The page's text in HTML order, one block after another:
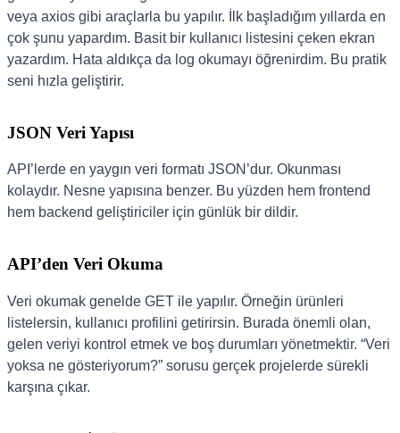
veya axios gibi araçlarla bu yapılır. İlk başladığım yıllarda en
çok şunu yapardım. Basit bir kullanıcı listesini çeken ekran
yazardım. Hata aldıkça da log okumayı öğrenirdim. Bu pratik
seni hızla geliştirir.
JSON Veri Yapısı
API’lerde en yaygın veri formatı JSON’dur. Okunması
kolaydır. Nesne yapısına benzer. Bu yüzden hem frontend
hem backend geliştiriciler için günlük bir dildir.
API’den Veri Okuma
Veri okumak genelde GET ile yapılır. Örneğin ürünleri
listelersin, kullanıcı profilini getirirsin. Burada önemli olan,
gelen veriyi kontrol etmek ve boş durumları yönetmektir. “Veri
yoksa ne gösteriyorum?” sorusu gerçek projelerde sürekli
karşına çıkar.